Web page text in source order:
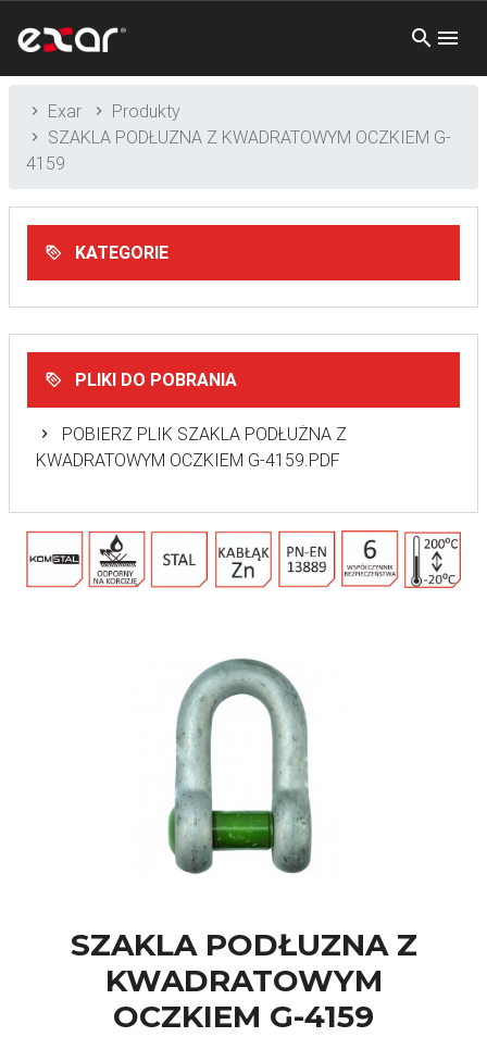
Exar
Produkty
SZAKLA PODŁUZNA Z KWADRATOWYM OCZKIEM G-
4159
KATEGORIE
PLIKI DO POBRANIA
POBIERZ PLIK SZAKLA PODŁUŻNA Z
KWADRATOWYM OCZKIEM G-4159.PDF
SZAKLA PODŁUZNA Z
KWADRATOWYM
OCZKIEM G-4159